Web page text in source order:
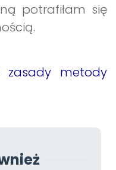
potrafiłam się
zasady metody